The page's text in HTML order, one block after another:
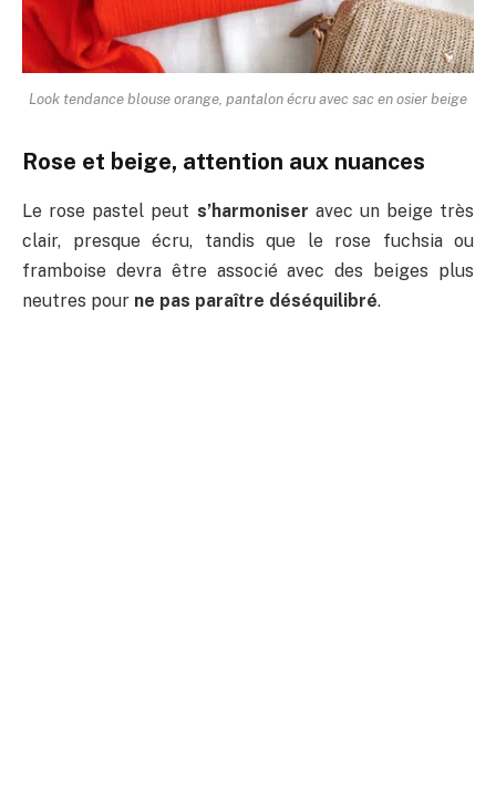
Look tendance blouse orange, pantalon écru avec sac en osier beige
Rose et beige, attention aux nuances
Le rose pastel peut s’harmoniser avec un beige très
clair, presque écru, tandis que le rose fuchsia ou
framboise devra être associé avec des beiges plus
neutres pour ne pas paraître déséquilibré.